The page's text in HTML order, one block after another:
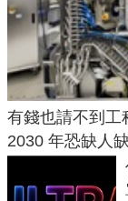
有錢也請不到工
2030 年恐缺人